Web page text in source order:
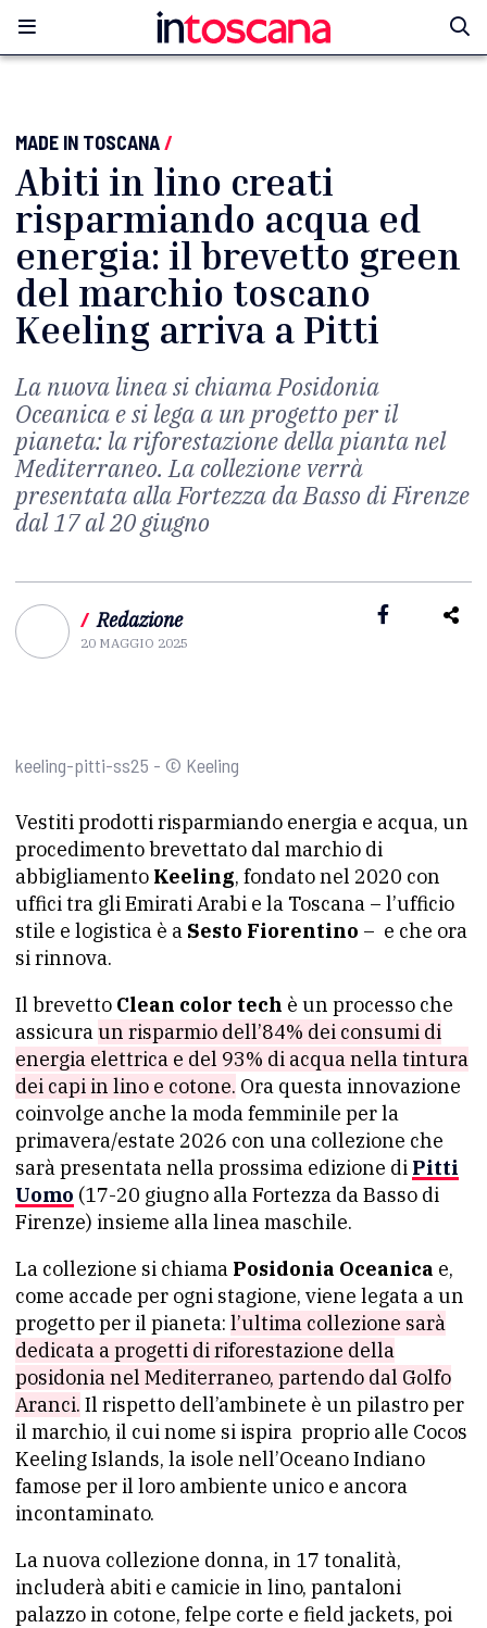
MADE IN TOSCANA/
Abiti in lino creati
risparmiando acqua ed
energia: il brevetto green
del marchio toscano
Keeling arriva a Pitti
La nuova linea si chiama Posidonia
Oceanica e si lega a un progetto per il
pianeta: la riforestazione della pianta nel
Mediterraneo. La collezione verrà
presentata alla Fortezza da Basso di Firenze
dal 17 al 20 giugno
/ Redazione
20 MAGGIO 2025
keeling-pitti-ss25 - © Keeling
Vestiti prodotti risparmiando energia e acqua, un
procedimento brevettato dal marchio di
abbigliamento Keeling, fondato nel 2020 con
uffici tra gli Emirati Arabi e la Toscana – l’ufficio
stile e logistica è a Sesto Fiorentino – e che ora
si rinnova.
Il brevetto Clean color tech è un processo che
assicuraun risparmio dell’84% dei consumi di
energia elettrica e del 93% di acqua nella tintura
dei capi in lino e cotone. Ora questa innovazione
coinvolge anche la moda femminile per la
primavera/estate 2026 con una collezione che
sarà presentata nella prossima edizione di Pitti
Uomo (17-20 giugno alla Fortezza da Basso di
Firenze) insieme alla linea maschile.
La collezione si chiama Posidonia Oceanica e,
come accade per ogni stagione, viene legata a un
progetto per il pianeta: l’ultima collezione sarà
dedicata a progetti di riforestazione della
posidonia nel Mediterraneo, partendo dal Golfo
Aranci. Il rispetto dell’ambinete è un pilastro per
il marchio, il cui nome si ispira proprio alle Cocos
Keeling Islands, la isole nell’Oceano Indiano
famose per il loro ambiente unico e ancora
incontaminato.
La nuova collezione donna, in 17 tonalità,
includerà abiti e camicie in lino, pantaloni
palazzo in cotone, felpe corte e field jackets, poi